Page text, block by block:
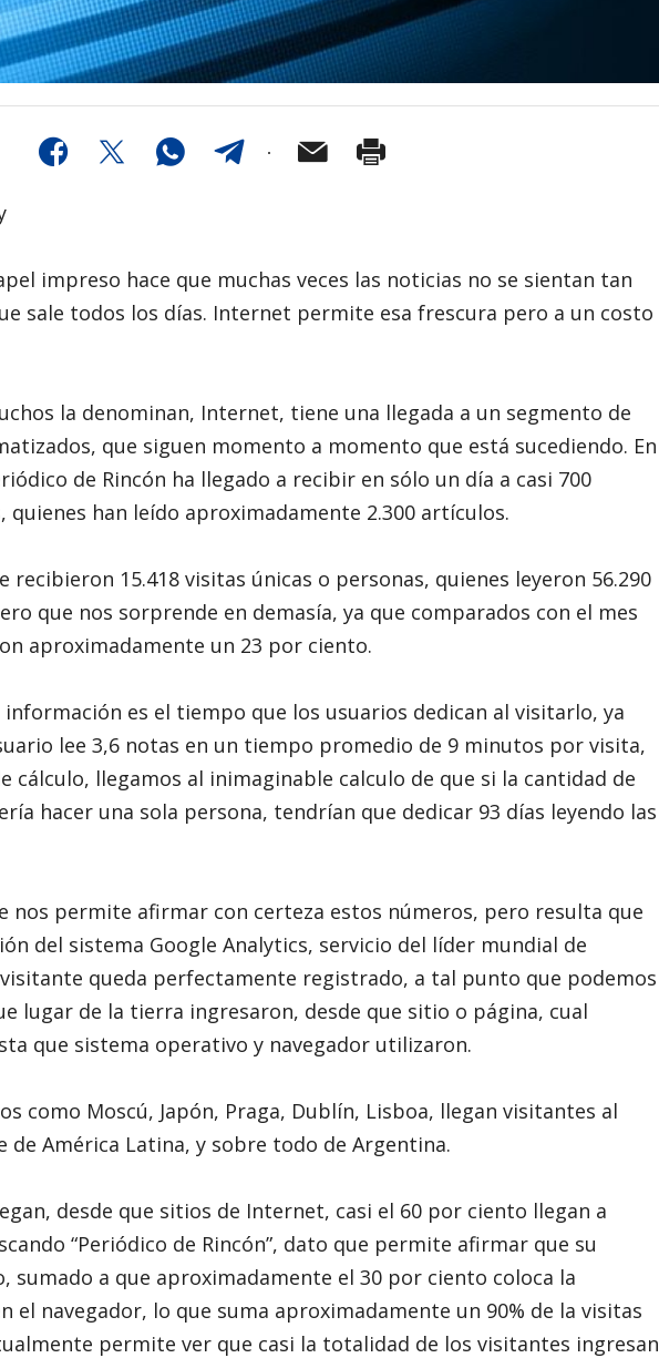
impreso hace que muchas veces las noticias no se sientan tan
sale todos los días. Internet permite esa frescura pero a un costo
la denominan, Internet, tiene una llegada a un segmento de
que siguen momento a momento que está sucediendo. En
de Rincón ha llegado a recibir en sólo un día a casi 700
quienes han leído aproximadamente 2.300 artículos.
recibieron 15.418 visitas únicas o personas, quienes leyeron 56.290
que nos sorprende en demasía, ya que comparados con el mes
aproximadamente un 23 por ciento.
es el tiempo que los usuarios dedican al visitarlo, ya
lee 3,6 notas en un tiempo promedio de 9 minutos por visita,
cálculo, llegamos al inimaginable calculo de que si la cantidad de
hacer una sola persona, tendrían que dedicar 93 días leyendo las
nos permite afirmar con certeza estos números, pero resulta que
del sistema Google Analytics, servicio del líder mundial de
visitante queda perfectamente registrado, a tal punto que podemos
lugar de la tierra ingresaron, desde que sitio o página, cual
que sistema operativo y navegador utilizaron.
como Moscú, Japón, Praga, Dublín, Lisboa, llegan visitantes al
América Latina, y sobre todo de Argentina.
desde que sitios de Internet, casi el 60 por ciento llegan a
“Periódico de Rincón”, dato que permite afirmar que su
sumado a que aproximadamente el 30 por ciento coloca la
el navegador, lo que suma aproximadamente un 90% de la visitas
permite ver que casi la totalidad de los visitantes ingresan